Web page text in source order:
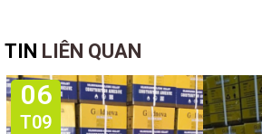
TIN LIÊN QUAN
06
T09